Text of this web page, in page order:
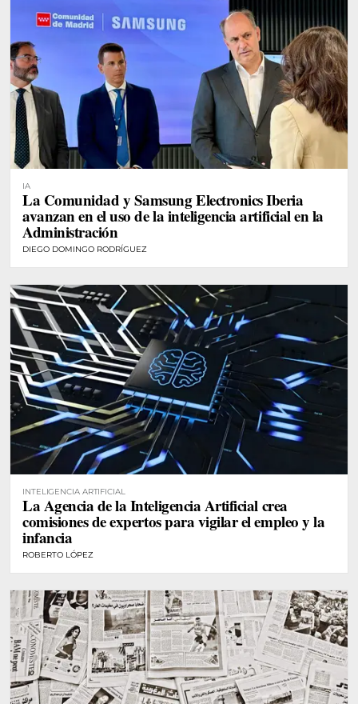
IA
La Comunidad y Samsung Electronics Iberia
avanzan en el uso de la inteligencia artificial en la
Administración
DIEGO DOMINGO RODRÍGUEZ
INTELIGENCIA ARTIFICIAL
La Agencia de la Inteligencia Artificial crea
comisiones de expertos para vigilar el empleo y la
infancia
ROBERTO LÓPEZ